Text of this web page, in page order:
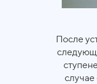
После